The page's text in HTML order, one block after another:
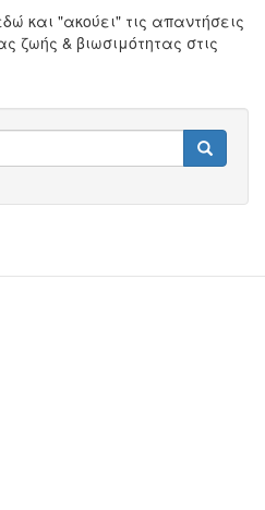
και "ακούει" τις απαντήσεις
ζωής & βιωσιμότητας στις
Search